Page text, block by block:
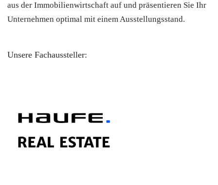
aus der Immobilienwirtschaft auf und präsentieren Sie Ihr
Unternehmen optimal mit einem Ausstellungsstand.
Unsere Fachaussteller: